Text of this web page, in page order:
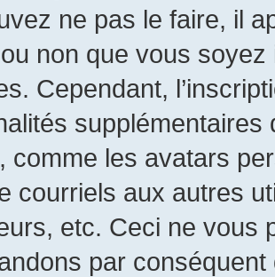
ne pas le faire, il
ou non que vous
Cependant,
comme les avatars
courriels aux autres
etc. Ceci ne vous
par conséquent